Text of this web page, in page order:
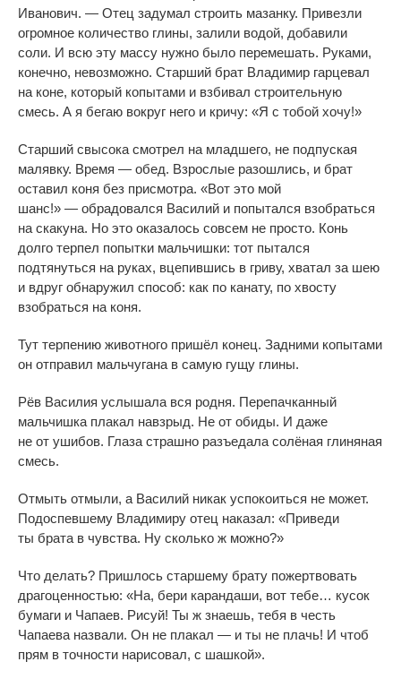
Иванович. — Отец задумал строить мазанку. Привезли
огромное количество глины, залили водой, добавили
соли. И всю эту массу нужно было перемешать. Руками,
конечно, невозможно. Старший брат Владимир гарцевал
на коне, который копытами и взбивал строительную
смесь. А я бегаю вокруг него и кричу: «Я с тобой хочу!»
Старший свысока смотрел на младшего, не подпуская
малявку. Время — обед. Взрослые разошлись, и брат
оставил коня без присмотра. «Вот это мой
шанс!» — обрадовался Василий и попытался взобраться
на скакуна. Но это оказалось совсем не просто. Конь
долго терпел попытки мальчишки: тот пытался
подтянуться на руках, вцепившись в гриву, хватал за шею
и вдруг обнаружил способ: как по канату, по хвосту
взобраться на коня.
Тут терпению животного пришёл конец. Задними копытами
он отправил мальчугана в самую гущу глины.
Рёв Василия услышала вся родня. Перепачканный
мальчишка плакал навзрыд. Не от обиды. И даже
не от ушибов. Глаза страшно разъедала солёная глиняная
смесь.
Отмыть отмыли, а Василий никак успокоиться не может.
Подоспевшему Владимиру отец наказал: «Приведи
ты брата в чувства. Ну сколько ж можно?»
Что делать? Пришлось старшему брату пожертвовать
драгоценностью: «На, бери карандаши, вот тебе… кусок
бумаги и Чапаев. Рисуй! Ты ж знаешь, тебя в честь
Чапаева назвали. Он не плакал — и ты не плачь! И чтоб
прям в точности нарисовал, с шашкой».